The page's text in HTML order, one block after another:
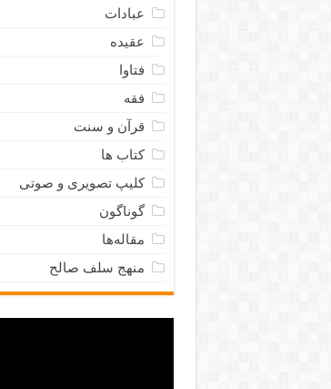
عبادات
عقیده
فتاوا
فقه
قرآن و سنت
کتاب ها
کلیپ تصویری و صوتی
گوناگون
مقاله‌ها
منهج سلف صالح